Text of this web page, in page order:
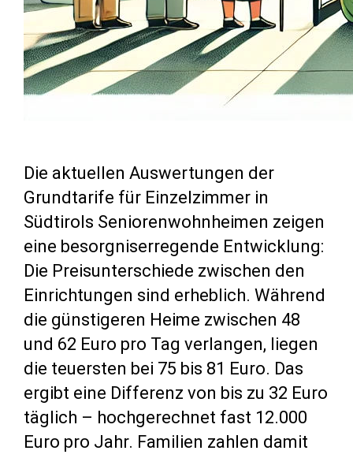
Die aktuellen Auswertungen der
Grundtarife für Einzelzimmer in
Südtirols Seniorenwohnheimen zeigen
eine besorgniserregende Entwicklung:
Die Preisunterschiede zwischen den
Einrichtungen sind erheblich. Während
die günstigeren Heime zwischen 48
und 62 Euro pro Tag verlangen, liegen
die teuersten bei 75 bis 81 Euro. Das
ergibt eine Differenz von bis zu 32 Euro
täglich – hochgerechnet fast 12.000
Euro pro Jahr. Familien zahlen damit